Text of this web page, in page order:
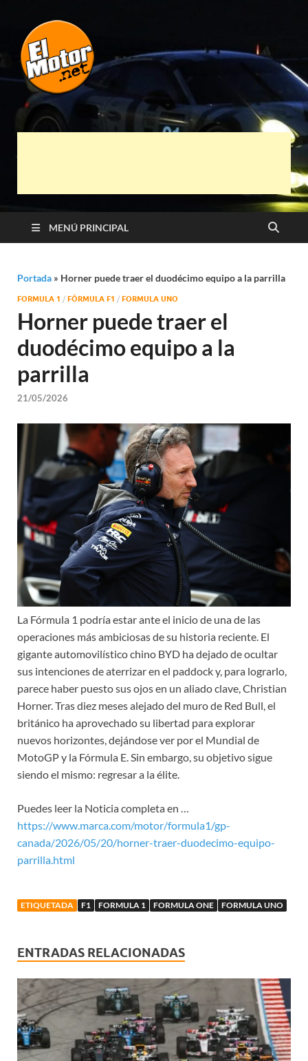
El Motor punto
Net
Automóviles
MENÚ PRINCIPAL
Portada » Horner puede traer el duodécimo equipo a la parrilla
FORMULA 1 / FÓRMULA F1 / FORMULA UNO
Horner puede traer el
duodécimo equipo a la
parrilla
21/05/2026
La Fórmula 1 podría estar ante el inicio de una de las
operaciones más ambiciosas de su historia reciente. El
gigante automovilístico chino BYD ha dejado de ocultar
sus intenciones de aterrizar en el paddock y, para lograrlo,
parece haber puesto sus ojos en un aliado clave, Christian
Horner. Tras diez meses alejado del muro de Red Bull, el
británico ha aprovechado su libertad para explorar
nuevos horizontes, dejándose ver por el Mundial de
MotoGP y la Fórmula E. Sin embargo, su objetivo sigue
siendo el mismo: regresar a la élite.
Puedes leer la Noticia completa en …
https://www.marca.com/motor/formula1/gp-
canada/2026/05/20/horner-traer-duodecimo-equipo-
parrilla.html
ETIQUETADA F1 FORMULA 1 FORMULA ONE FORMULA UNO
ENTRADAS RELACIONADAS